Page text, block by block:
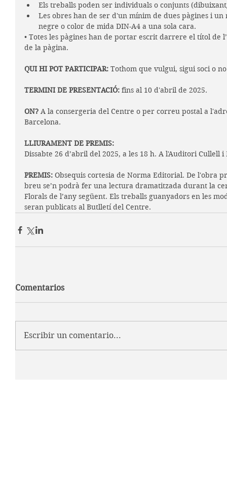
Els treballs poden ser individuals o conjunts
Les obres han de ser d'un mínim de dues pàgines i
negre o color de mida DIN-A4 a una sola cara.
• Totes les pàgines han de portar escrit darrere el títol de
de la pàgina.
QUI HI POT PARTICIPAR: Tothom que vulgui, sigui soci o
TERMINI DE PRESENTACIÓ: fins al 10 d'abril de 2025.
ON? A la consergeria del Centre o per correu postal a
Barcelona.
LLIURAMENT DE PREMIS:
Dissabte 26 d’abril del 2025, a les 18 h. A l'Auditori Cullell
PREMIS: Obsequis cortesia de Norma Editorial. De l'obra
breu se’n podrà fer una lectura dramatitzada durant la
Florals de l’any següent. Els treballs guanyadors en les
seran publicats al Butlletí del Centre.
Comentarios
Escribir un comentario...